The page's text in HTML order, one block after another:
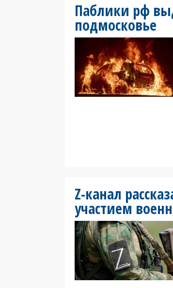
Паблики рф
подмосковье
Z-канал
участием